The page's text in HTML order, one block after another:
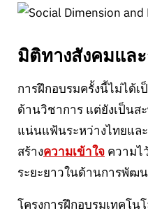
มิติทางสังคมแล
การฝึกอบรมครั้งนี้ไม่ได้เ
ด้านวิชาการ แต่ยังเป็น
แน่นแฟ้นระหว่างไทยแล
สร้างความเข้าใจ ความไ
ระยะยาวในด้านการพัฒ
โครงการฝึกอบรมเทคโน